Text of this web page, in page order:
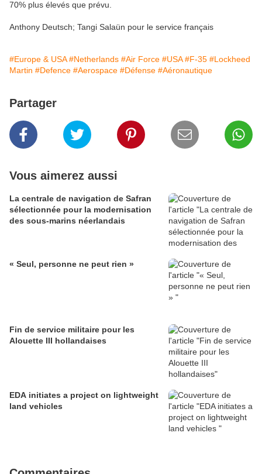
70% plus élevés que prévu.
Anthony Deutsch; Tangi Salaün pour le service français
#Europe & USA #Netherlands #Air Force #USA #F-35 #Lockheed
Martin #Defence #Aerospace #Défense #Aéronautique
Partager
Vous aimerez aussi
La centrale de navigation de Safran
sélectionnée pour la modernisation
des sous-marins néerlandais
« Seul, personne ne peut rien »
Fin de service militaire pour les
Alouette III hollandaises
EDA initiates a project on lightweight
land vehicles